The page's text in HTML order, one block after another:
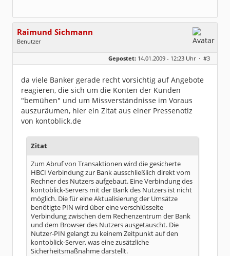
Raimund Sichmann
Benutzer
Geschlecht:
keine Angabe
Dabei seit:
08 / 2002
Gepostet: 14.01.2009 - 12:23 Uhr · #3
da viele Banker gerade recht vorsichtig auf Angebote
reagieren, die sich um die Konten der Kunden
"bemühen" und um Missverständnisse im Voraus
auszuräumen, hier ein Zitat aus einer Pressenotiz
von kontoblick.de
Zitat
Zum Abruf von Transaktionen wird die gesicherte
HBCI Verbindung zur Bank ausschließlich direkt vom
Rechner des Nutzers aufgebaut. Eine Verbindung des
kontoblick-Servers mit der Bank des Nutzers ist nicht
möglich. Die für eine Aktualisierung der Umsätze
benötigte PIN wird über eine verschlüsselte
Verbindung zwischen dem Rechenzentrum der Bank
und dem Browser des Nutzers ausgetauscht. Die
Nutzer-PIN gelangt zu keinem Zeitpunkt auf den
kontoblick-Server, was eine zusätzliche
Sicherheitsmaßnahme darstellt.